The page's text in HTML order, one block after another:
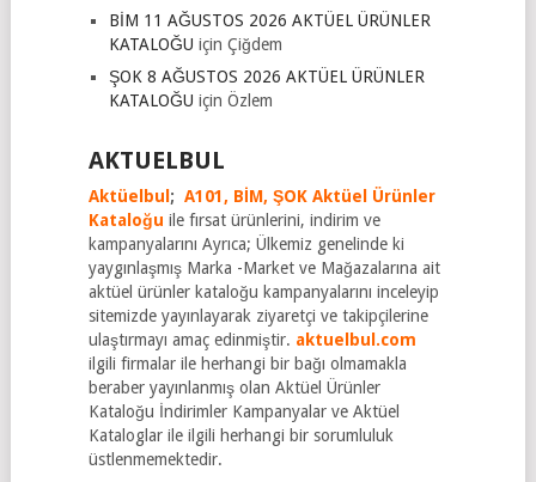
BİM 11 AĞUSTOS 2026 AKTÜEL ÜRÜNLER
KATALOĞU için Çiğdem
ŞOK 8 AĞUSTOS 2026 AKTÜEL ÜRÜNLER
KATALOĞU için Özlem
AKTUELBUL
Aktüelbul ; A101, BİM, ŞOK Aktüel Ürünler
Kataloğu ile fırsat ürünlerini, indirim ve
kampanyalarını Ayrıca; Ülkemiz genelinde ki
yaygınlaşmış Marka -Market ve Mağazalarına ait
aktüel ürünler kataloğu kampanyalarını inceleyip
sitemizde yayınlayarak ziyaretçi ve takipçilerine
ulaştırmayı amaç edinmiştir. aktuelbul.com
ilgili firmalar ile herhangi bir bağı olmamakla
beraber yayınlanmış olan Aktüel Ürünler
Kataloğu İndirimler Kampanyalar ve Aktüel
Kataloglar ile ilgili herhangi bir sorumluluk
üstlenmemektedir.